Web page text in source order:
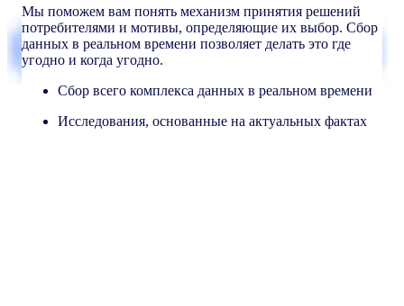
Мы поможем вам понять механизм принятия решений
потребителями и мотивы, определяющие их выбор. Сбор
данных в реальном времени позволяет делать это где
угодно и когда угодно.
Сбор всего комплекса данных в реальном времени
Исследования, основанные на актуальных фактах